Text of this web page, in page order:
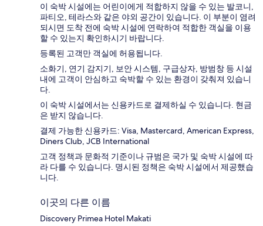
이 숙박 시설에는 어린이에게 적합하지 않을 수 있는 발코니,
파티오, 테라스와 같은 야외 공간이 있습니다. 이 부분이 염려
되시면 도착 전에 숙박 시설에 연락하여 적합한 객실을 이용
할 수 있는지 확인하시기 바랍니다.
등록된 고객만 객실에 허용됩니다.
소화기, 연기 감지기, 보안 시스템, 구급상자, 방범창 등 시설
내에 고객이 안심하고 숙박할 수 있는 환경이 갖춰져 있습니
다.
이 숙박 시설에서는 신용카드로 결제하실 수 있습니다. 현금
은 받지 않습니다.
결제 가능한 신용카드: Visa, Mastercard, American Express,
Diners Club, JCB International
고객 정책과 문화적 기준이나 규범은 국가 및 숙박 시설에 따
라 다를 수 있습니다. 명시된 정책은 숙박 시설에서 제공했습
니다.
이곳의 다른 이름
Discovery Primea Hotel Makati